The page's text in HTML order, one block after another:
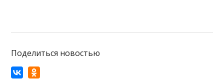
Поделиться новостью